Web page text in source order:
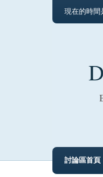
現在的時間
討論區首頁